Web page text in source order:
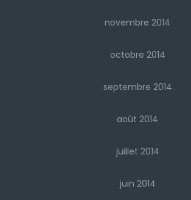
novembre 2014
octobre 2014
septembre 2014
août 2014
juillet 2014
juin 2014